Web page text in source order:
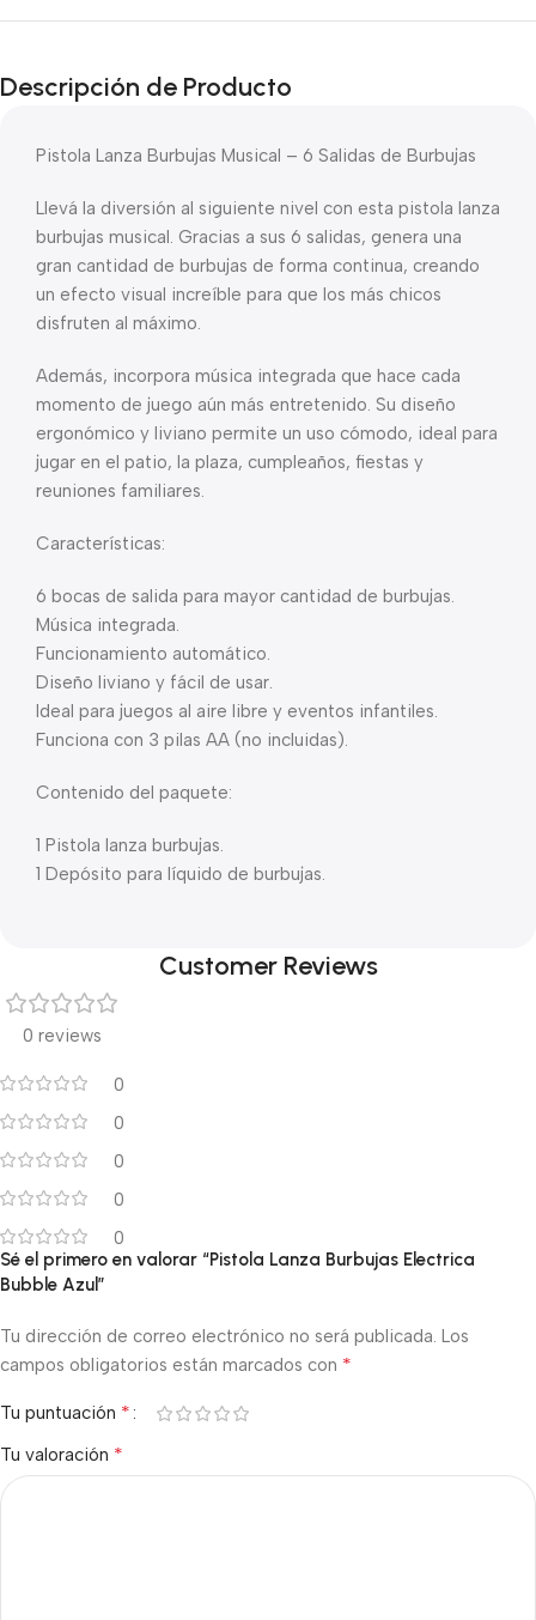
Descripción de Producto
Pistola Lanza Burbujas Musical – 6 Salidas de Burbujas
Llevá la diversión al siguiente nivel con esta pistola lanza
burbujas musical. Gracias a sus 6 salidas, genera una
gran cantidad de burbujas de forma continua, creando
un efecto visual increíble para que los más chicos
disfruten al máximo.
Además, incorpora música integrada que hace cada
momento de juego aún más entretenido. Su diseño
ergonómico y liviano permite un uso cómodo, ideal para
jugar en el patio, la plaza, cumpleaños, fiestas y
reuniones familiares.
Características:
6 bocas de salida para mayor cantidad de burbujas.
Música integrada.
Funcionamiento automático.
Diseño liviano y fácil de usar.
Ideal para juegos al aire libre y eventos infantiles.
Funciona con 3 pilas AA (no incluidas).
Contenido del paquete:
1 Pistola lanza burbujas.
1 Depósito para líquido de burbujas.
Customer Reviews
0 reviews
0
0
0
0
0
Sé el primero en valorar “Pistola Lanza Burbujas Electrica
Bubble Azul”
Tu dirección de correo electrónico no será publicada. Los
campos obligatorios están marcados con *
Tu puntuación *
Tu valoración *